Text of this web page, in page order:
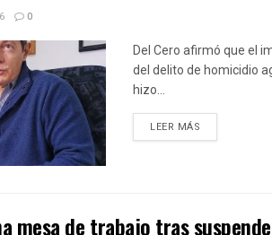
0
Del Cero afirmó que el
del delito de homicidio
hizo...
LEER MÁS
mesa de trabajo tras